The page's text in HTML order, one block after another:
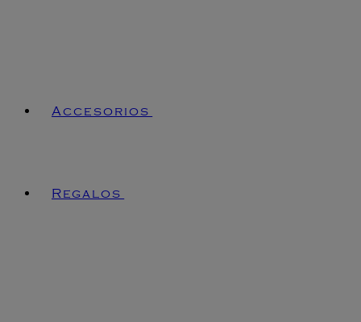
Accesorios
Regalos